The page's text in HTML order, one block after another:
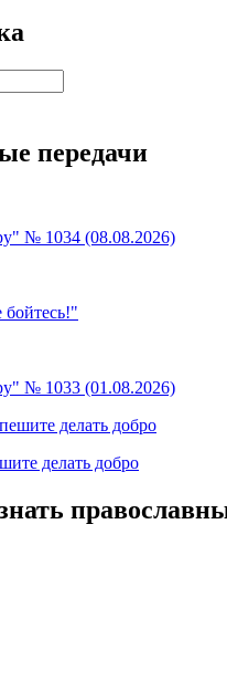
передачи
№ 1034 (08.08.2026)
№ 1033 (01.08.2026)
делать добро